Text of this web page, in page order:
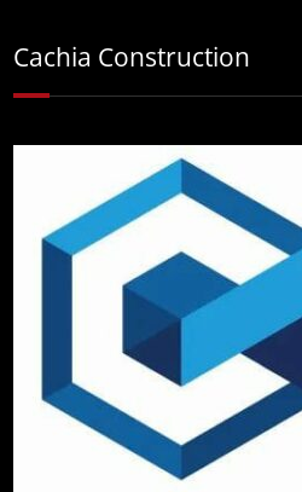
Cachia Construction